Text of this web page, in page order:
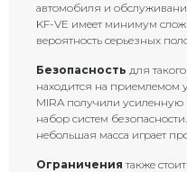
автомобиля и
KF-VE имеет минимум
вероятность серьезных
Безопасность для
находится на приемлемом
MIRA получили
набор систем
небольшая масса играет
Ограничения также